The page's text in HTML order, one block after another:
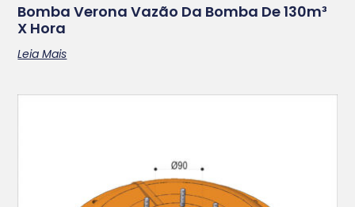
Bomba Verona Vazão Da Bomba De 130m³
X Hora
Leia Mais